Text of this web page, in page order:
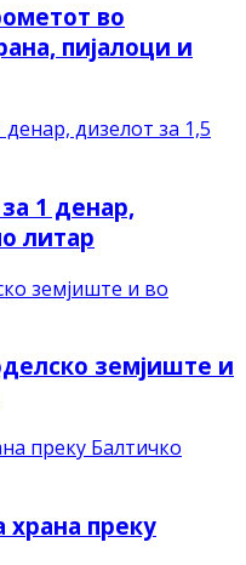
во
пијалоци и
1 денар,
литар
земјиште и
храна преку